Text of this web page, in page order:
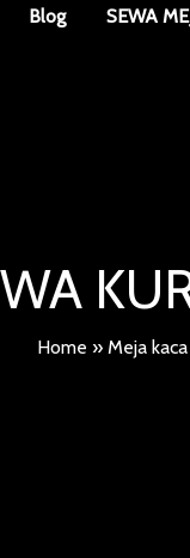
Blog SEWA
Home » Meja